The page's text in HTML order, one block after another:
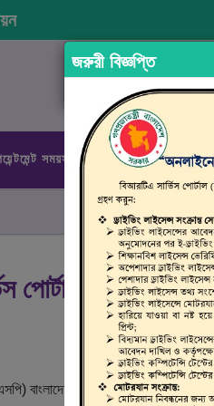
সময়সূচী রাইড শেয়ারিং
জরুরী বিজ্ঞপ্তি
বাংলাদেশ রোড ট্রান্সপোর্ট অথরিটি